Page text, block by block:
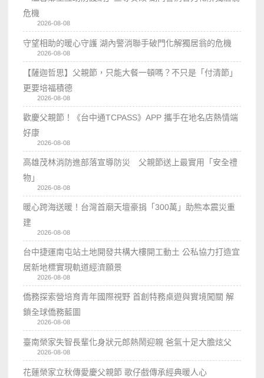
危機
2026-08-08
守望相助的暖心守護 湖內警消聯手破門化解獨居翁的危機
2026-08-08
【薩迦哲思】父親節，只能大餐一頓嗎？不只是「付清節」
更要培福積德
2026-08-08
歡慶父親節！《台中通TCPASS》APP 攜手在地名店熱情端
好康
2026-08-08
高雄茂林消防進部落宣導防災 父親節送上最實用「安全禮
物」
2026-08-08
暖心跨海送暖！台灣首廟天壇豪捐「300萬」助熊本震災重
建
2026-08-08
台中捷運南屯站土地開發共構大樓開工動土 公私協力打造宜
居新地標實現軌道經濟願景
2026-08-08
僑務探索營培育青年國際視野 首創特務桌遊與實境闖關 解
鎖全球僑務藍圖
2026-08-08
臺南榮家失智長輩化身狀元郎熱鬧迎親 爸氣十足大膽炫父
2026-08-08
花蓮榮家立秋傳愛慶父親節 歌仔戲傳承經典暖人心